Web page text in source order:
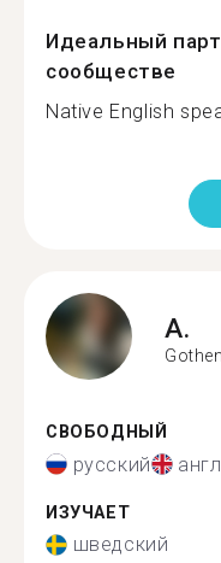
Идеальный
сообществе
Native English
A.
СВОБОДНЫЙ
русский
ИЗУЧАЕТ
шведский